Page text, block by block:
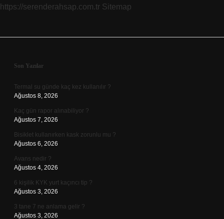
https://serenderahsap.com.tr Sitemap
Sidebar
Son Yazılar
Termal su günde kaç kez kullanılır ?
Ağustos 8, 2026
Kaç gün rapor alınabiliyor ?
Ağustos 7, 2026
Bisiklet kullanırken kask zorunlu mu ?
Ağustos 6, 2026
Avans nedir ?
Ağustos 4, 2026
6 kişilik KYK yurt kaçıncı tip ?
Ağustos 3, 2026
3 tane 7 ne anlama gelir ?
Ağustos 3, 2026